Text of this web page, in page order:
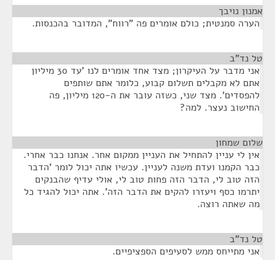
אמנון נויבך
הערה סמנטית; כולם אומרים פה "רווח", המדובר בהכנסות.
טל נד"ב
אני מדבר על העיקרון; מצד אחד אומרים לנו 'עד 30 מיליון
אתם לא מקבלים תשלום קבוע, כלומר אתם שותפים
להפסדים'. מצד שני, כשזה עובר את ה-120 מיליון, פה
החישוב נעצר. למה?
שלום שמחון
אין לי עניין להתחיל את העניין ממקום אחר. אנחנו כבר אחרי.
כבר הקמנו ועדת משנה לעניין. עכשיו אתה יכול לומר 'הדבר
הזה טוב לי, הדבר הזה פחות טוב לי, אולי עדיף שהבנקים
יתרמו כסף ויעזרו להקים את הדבר הזה'. אתה יכול להגיד כל
מה שאתה רוצה.
טל נד"ב
אני מתייחס ממש לסעיפים הספציפיים.